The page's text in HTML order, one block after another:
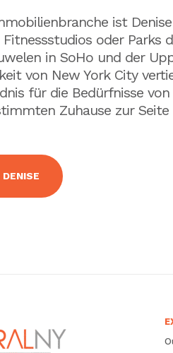
ist
oder Parks
in SoHo und der
von New York City
für die Bedürfnisse
Zuhause zur Seite